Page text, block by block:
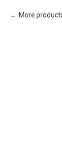
More